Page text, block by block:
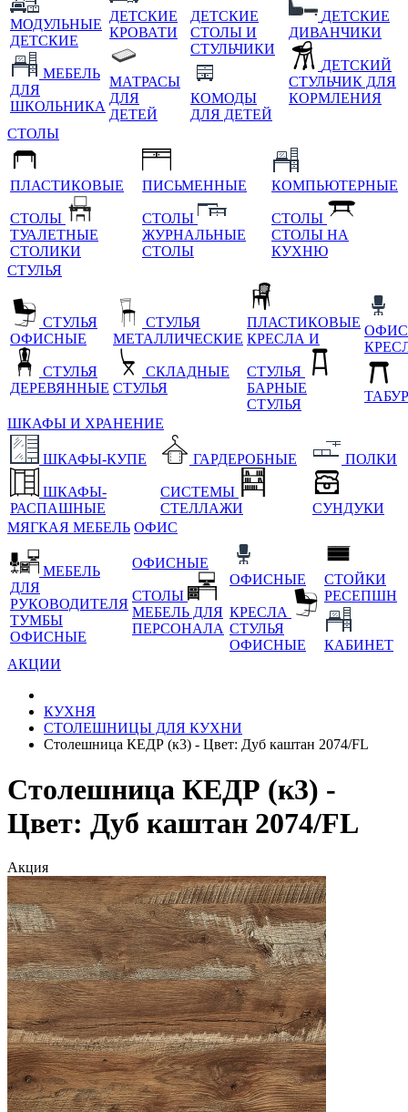
МОДУЛЬНЫЕ
ДЕТСКИЕ
МЕБЕЛЬ
ДЛЯ
ШКОЛЬНИКА
ДЕТСКИЕ
КРОВАТИ
МАТРАСЫ
ДЛЯ
ДЕТЕЙ
ДЕТСКИЕ
СТОЛЫ И
СТУЛЬЧИКИ
КОМОДЫ
ДЛЯ ДЕТЕЙ
ДЕТСКИЕ
ДИВАНЧИКИ
ДЕТСКИЙ
СТУЛЬЧИК ДЛЯ
КОРМЛЕНИЯ
СТОЛЫ
ПЛАСТИКОВЫЕ
СТОЛЫ
ТУАЛЕТНЫЕ
СТОЛИКИ
ПИСЬМЕННЫЕ
СТОЛЫ
ЖУРНАЛЬНЫЕ
СТОЛЫ
КОМПЬЮТЕРНЫЕ
СТОЛЫ
СТОЛЫ НА
КУХНЮ
СТУЛЬЯ
СТУЛЬЯ
ОФИСНЫЕ
СТУЛЬЯ
ДЕРЕВЯННЫЕ
СТУЛЬЯ
МЕТАЛЛИЧЕСКИЕ
СКЛАДНЫЕ
СТУЛЬЯ
ПЛАСТИКОВЫЕ
КРЕСЛА И
СТУЛЬЯ
БАРНЫЕ
СТУЛЬЯ
ШКАФЫ И ХРАНЕНИЕ
ШКАФЫ-КУПЕ
ШКАФЫ-
РАСПАШНЫЕ
ГАРДЕРОБНЫЕ
СИСТЕМЫ
СТЕЛЛАЖИ
ПОЛКИ
СУНДУКИ
МЯГКАЯ МЕБЕЛЬ ОФИС
МЕБЕЛЬ
ДЛЯ
РУКОВОДИТЕЛЯ
ТУМБЫ
ОФИСНЫЕ
ОФИСНЫЕ
СТОЛЫ
МЕБЕЛЬ ДЛЯ
ПЕРСОНАЛА
ОФИСНЫЕ
КРЕСЛА
СТУЛЬЯ
ОФИСНЫЕ
СТОЙКИ
РЕСЕПШН
КАБИНЕТ
АКЦИИ
КУХНЯ
СТОЛЕШНИЦЫ ДЛЯ КУХНИ
Столешница КЕДР (к3) - Цвет: Дуб каштан 2074/FL
Столешница КЕДР (к3) -
Цвет: Дуб каштан 2074/FL
Акция